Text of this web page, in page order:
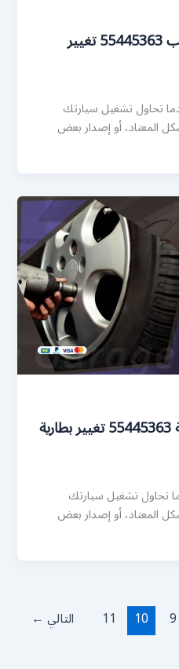
تبديل بطارية سيارة الشعب 55445363 تغيير
تحاول تشغيل سيارتك
المعتاد، أو إصدار بعض
تبديل بطارية سيارة الدعية 55445363 تغيير بطارية
تحاول تشغيل سيارتك
المعتاد، أو إصدار بعض
9
10
11 التالي ←